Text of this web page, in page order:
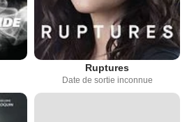
Ruptures
Date de sortie inconnue